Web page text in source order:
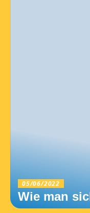
05/06/2022
Wie man